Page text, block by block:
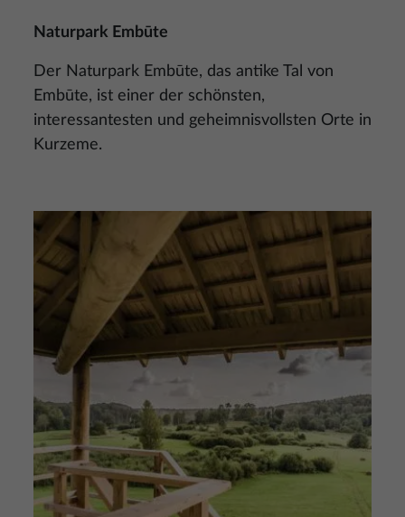
Naturpark Embūte
Der Naturpark Embūte, das antike Tal von
Embūte, ist einer der schönsten,
interessantesten und geheimnisvollsten Orte in
Kurzeme.
Bild